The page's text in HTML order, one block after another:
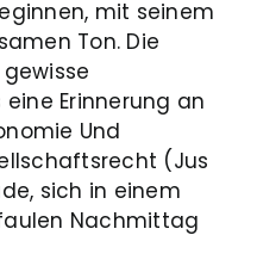
mit seinem
Ton. Die
Erinnerung an
Und
(Jus
sich in einem
Nachmittag